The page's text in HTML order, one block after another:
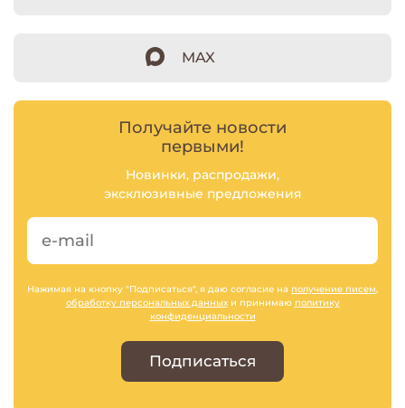
MAX
Получайте новости
первыми!
Новинки, распродажи,
эксклюзивные предложения
Нажимая на кнопку "Подписаться", я даю согласие на получение писем,
обработку персональных данныхи принимаю политику
конфиденциальности
Подписаться